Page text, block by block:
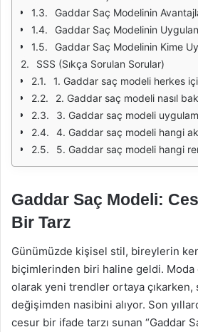
Gaddar Saç Modelinin
Gaddar Saç Modelinin
Gaddar Saç Modelinin Kime
SSS (Sıkça Sorulan Sorular)
1. Gaddar saç modeli herkes
2. Gaddar saç modeli nasıl
3. Gaddar saç modeli uygulamak için
4. Gaddar saç modeli hangi
5. Gaddar saç modeli hangi
Gaddar Saç Modeli:
Bir Tarz
Günümüzde kişisel stil, bireylerin
biçimlerinden biri haline geldi. Moda
olarak yeni trendler ortaya çıkarken,
değişimden nasibini alıyor. Son
cesur bir ifade tarzı sunan “Gaddar